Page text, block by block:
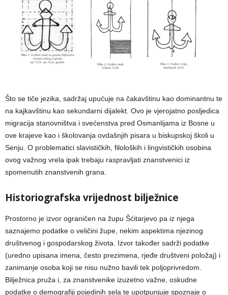
Što se tiče jezika, sadržaj upućuje na čakavštinu kao dominantnu te
na kajkavštinu kao sekundarni dijalekt. Ovo je vjerojatno posljedica
migracija stanovništva i svećenstva pred Osmanlijama iz Bosne u
ove krajeve kao i školovanja ovdašnjih pisara u biskupskoj školi u
Senju. O problematici slavističkih, filoloških i lingvističkih osobina
ovog važnog vrela ipak trebaju raspravljati znanstvenici iz
spomenutih znanstvenih grana.
Historiografska vrijednost bilježnice
Prostorno je izvor ograničen na župu Šćitarjevo pa iz njega
saznajemo podatke o veličini župe, nekim aspektima njezinog
društvenog i gospodarskog života. Izvor također sadrži podatke
(uredno upisana imena, često prezimena, rjeđe društveni položaj) i
zanimanje osoba koji se nisu nužno bavili tek poljoprivredom.
Bilježnica pruža i, za znanstvenike izuzetno važne, oskudne
podatke o demografiji pojedinih sela te upotpunjuje spoznaje o